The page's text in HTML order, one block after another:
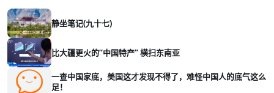
静坐笔记(九十七)
比大疆更火的“中国特产” 横扫东南亚
一查中国家底，美国这才发现不得了，难怪中国人的底气这么
足！